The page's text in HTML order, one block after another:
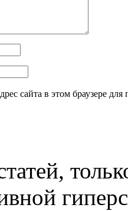
сайта в этом браузере